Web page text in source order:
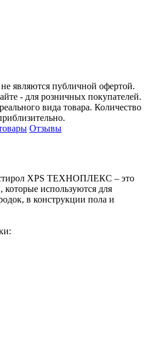
являются публичной офертой.
- для розничных покупателей.
вида товара. Количество
Отзывы
XPS ТЕХНОПЛЕКС – это
используются для
в конструкции пола и